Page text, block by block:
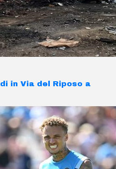
in Via del Riposo a